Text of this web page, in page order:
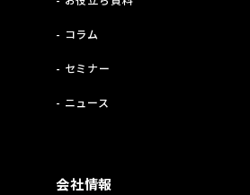
- コラム
- セミナー
- ニュース
会社情報